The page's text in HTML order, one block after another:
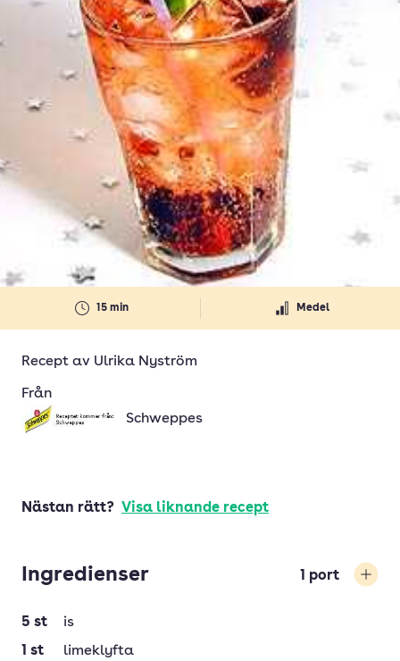
15 min Medel
Recept av Ulrika Nyström
Från
Schweppes
Nästan rätt? Visa liknande recept
Ingredienser 1 port
5 st
is
1 st
limeklyfta